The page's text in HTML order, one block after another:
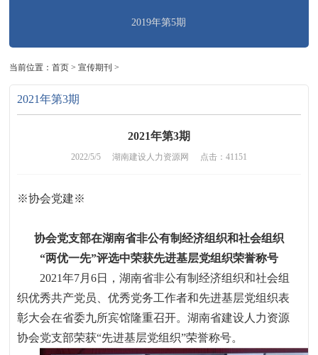
2019年第5期
当前位置：首页 >宣传期刊 >
2021年第3期
2021年第3期
2022/5/5 湖南建设人力资源网 点击：41151
※协会党建※
协会党支部在湖南省非公有制经济组织和社会组织
“两优一先”评选中荣获先进基层党组织荣誉称号
2021年7月6日，湖南省非公有制经济组织和社会组
织优秀共产党员、优秀党务工作者和先进基层党组织表
彰大会在省委九所宾馆隆重召开。湖南省建设人力资源
协会党支部荣获“先进基层党组织”荣誉称号。